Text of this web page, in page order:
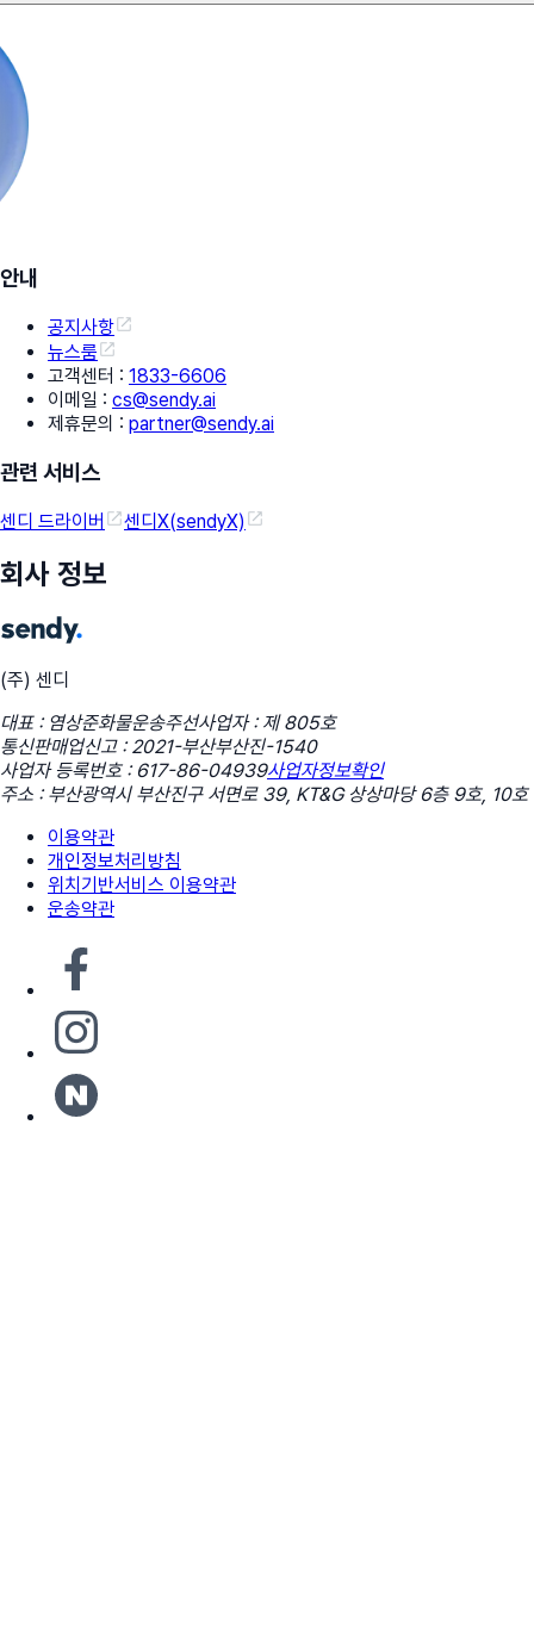
안내
공지사항
뉴스룸
고객센터 : 1833-6606
이메일 : cs@sendy.ai
제휴문의 : partner@sendy.ai
관련 서비스
센디 드라이버 센디X(sendyX)
회사 정보
(주) 센디
대표 : 염상준화물운송주선사업자 : 제 805호
통신판매업신고 : 2021-부산부산진-1540
사업자 등록번호 : 617-86-04939사업자정보확인
주소 : 부산광역시 부산진구 서면로 39, KT&G 상상마당 6층 9호, 10호
이용약관
개인정보처리방침
위치기반서비스 이용약관
운송약관